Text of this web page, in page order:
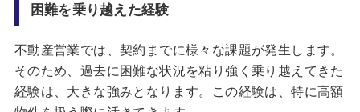
困難を乗り越えた経験
不動産営業では、契約までに様々な課題が発生します。
そのため、過去に困難な状況を粘り強く乗り越えてきた
経験は、大きな強みとなります。この経験は、特に高額